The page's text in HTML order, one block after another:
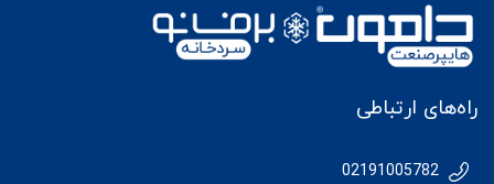
راه‌های ارتباطی
02191005782